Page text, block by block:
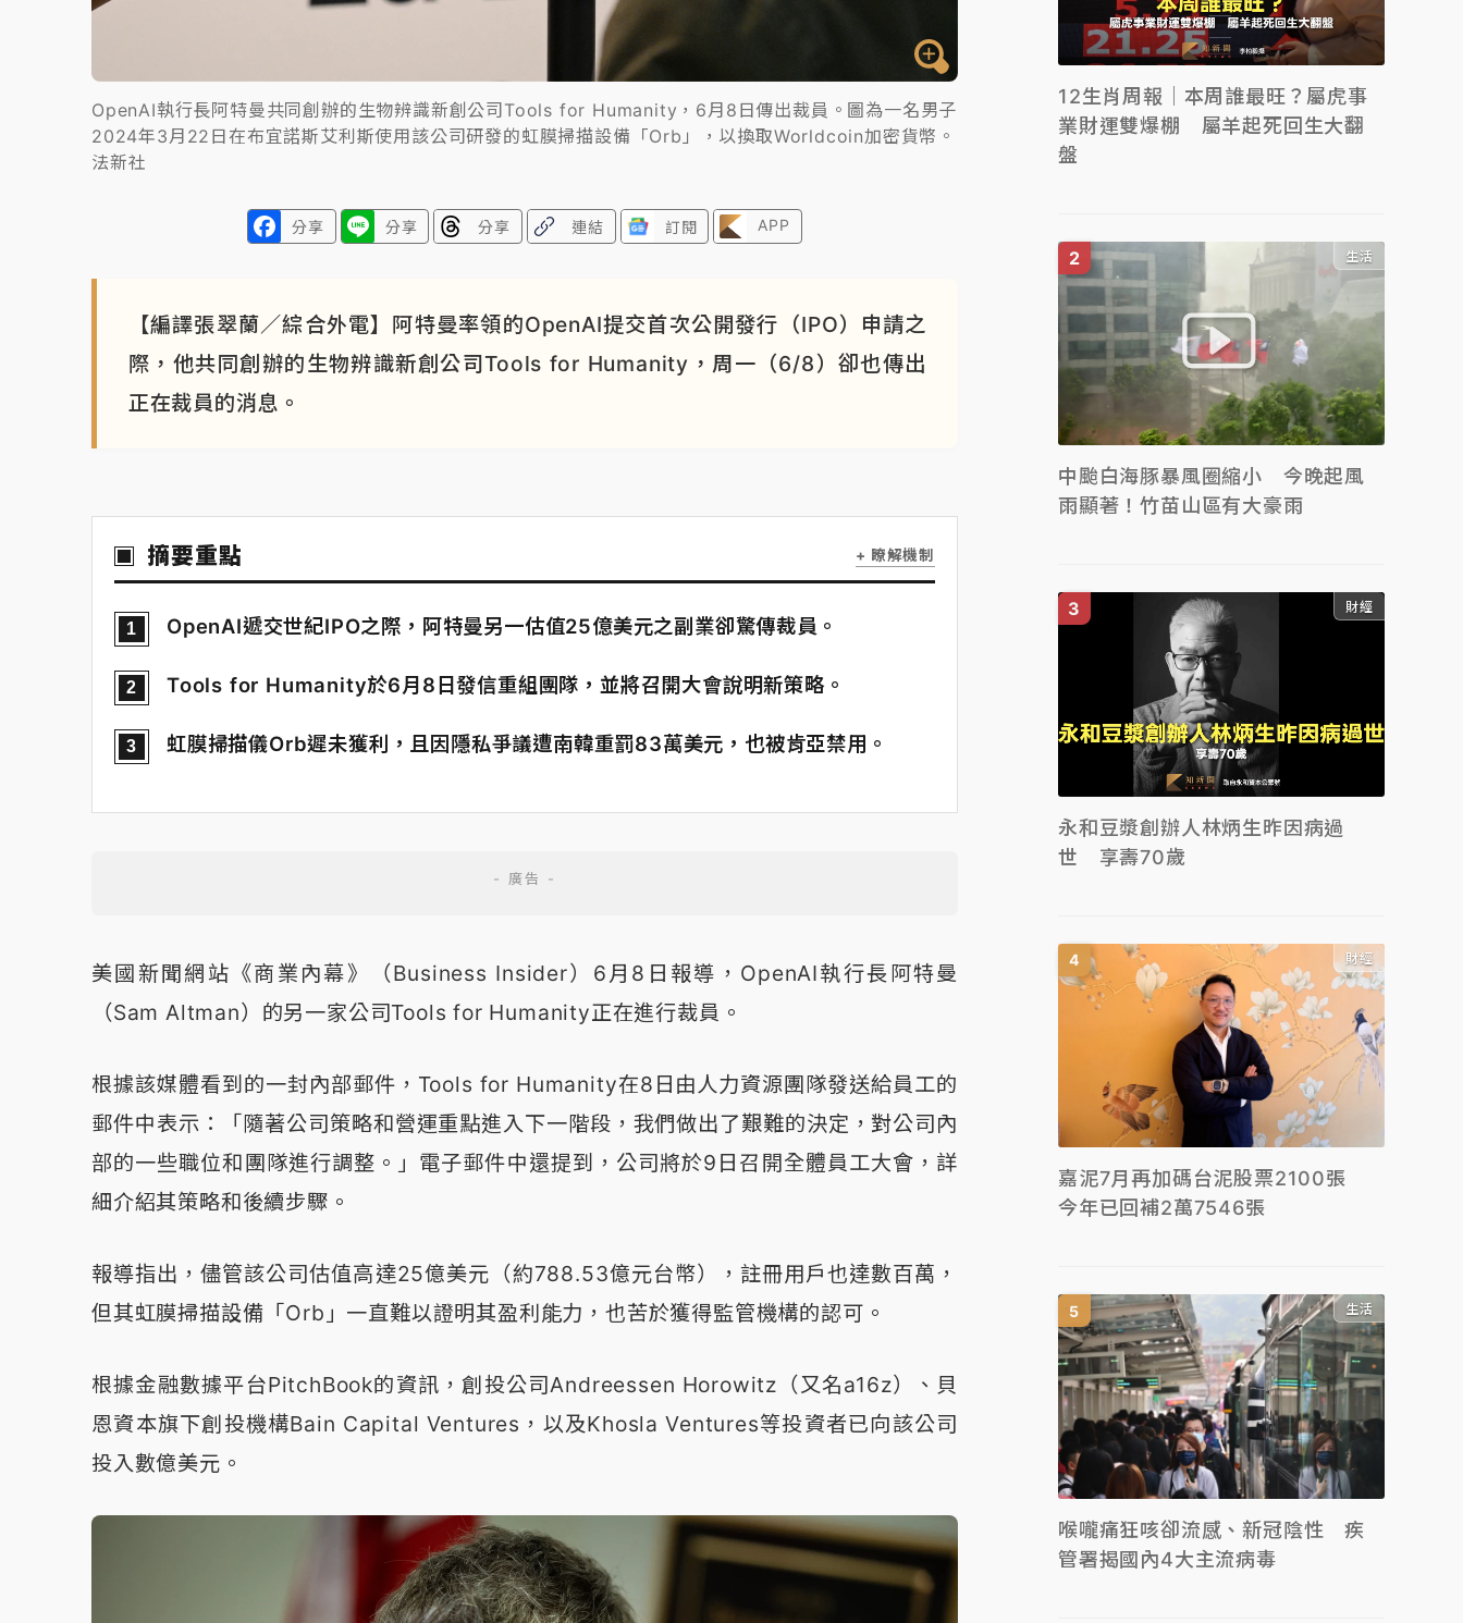
OpenAI執行長阿特曼共同創辦的生物辨識新創公司Tools for Humanity，6月8日傳出裁員。圖為一名男子
2024年3月22日在布宜諾斯艾利斯使用該公司研發的虹膜掃描設備「Orb」，以換取Worldcoin加密貨幣。
法新社
分享 分享 分享 連結 訂閱 APP
【編譯張翠蘭／綜合外電】阿特曼率領的OpenAI提交首次公開發行（IPO）申請之
際，他共同創辦的生物辨識新創公司Tools for Humanity，周一（6/8）卻也傳出
正在裁員的消息。
摘要重點 + 瞭解機制
1 OpenAI遞交世紀IPO之際，阿特曼另一估值25億美元之副業卻驚傳裁員。
2 Tools for Humanity於6月8日發信重組團隊，並將召開大會說明新策略。
3 虹膜掃描儀Orb遲未獲利，且因隱私爭議遭南韓重罰83萬美元，也被肯亞禁用。
美國新聞網站《商業內幕》（Business Insider）6月8日報導，OpenAI執行長阿特曼
（Sam Altman）的另一家公司Tools for Humanity正在進行裁員。
根據該媒體看到的一封內部郵件，Tools for Humanity在8日由人力資源團隊發送給員工的
郵件中表示：「隨著公司策略和營運重點進入下一階段，我們做出了艱難的決定，對公司內
部的一些職位和團隊進行調整。」電子郵件中還提到，公司將於9日召開全體員工大會，詳
細介紹其策略和後續步驟。
報導指出，儘管該公司估值高達25億美元（約788.53億元台幣），註冊用戶也達數百萬，
但其虹膜掃描設備「Orb」一直難以證明其盈利能力，也苦於獲得監管機構的認可。
根據金融數據平台PitchBook的資訊，創投公司Andreessen Horowitz（又名a16z）、貝
恩資本旗下創投機構Bain Capital Ventures，以及Khosla Ventures等投資者已向該公司
投入數億美元。
12生肖周報｜本周誰最旺？屬虎事
業財運雙爆棚 屬羊起死回生大翻
盤
生活
中颱白海豚暴風圈縮小 今晚起風
雨顯著！竹苗山區有大豪雨
財經
永和豆漿創辦人林炳生昨因病過
世 享壽70歲
財經
嘉泥7月再加碼台泥股票2100張
今年已回補2萬7546張
生活
喉嚨痛狂咳卻流感、新冠陰性 疾
管署揭國內4大主流病毒